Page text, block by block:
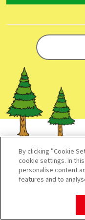
By clicking “Cookie
cookie settings. In
personalise content
features and to